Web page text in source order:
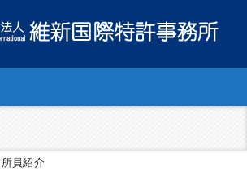
所員紹介